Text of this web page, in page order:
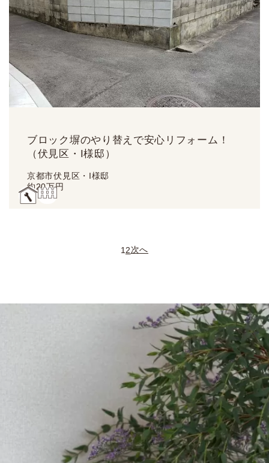
ブロック塀のやり替えで安心リフォーム！
（伏見区・I様邸）
京都市伏見区・I様邸
約20万円
1 2次へ